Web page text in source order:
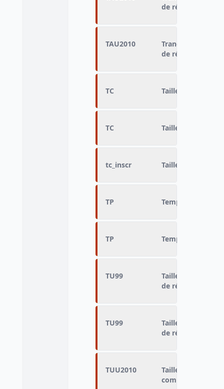
de résidence
TAU2010
Tranche d'aire
de résidence
TC Taille de la
TC Taille de la
tc_inscr Taille de la
TP Temps partiel
TP Temps partiel
TU99
Taille unités
de résidence
TU99
Taille unités
de résidence
TUU2010
Taille des unités
commune de